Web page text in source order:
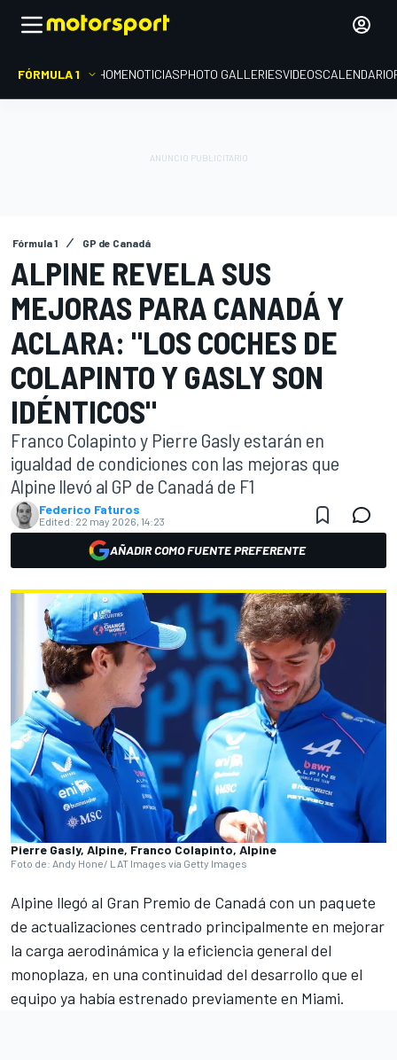
FÓRMULA 1 HOMENOTICIASPHOTO GALLERIESVIDEOSCALENDARIO
Fórmula 1 GP de Canadá
ALPINE REVELA SUS
MEJORAS PARA CANADÁ Y
ACLARA: "LOS COCHES DE
COLAPINTO Y GASLY SON
IDÉNTICOS"
Franco Colapinto y Pierre Gasly estarán en
igualdad de condiciones con las mejoras que
Alpine llevó al GP de Canadá de F1
Federico Faturos
Edited: 22 may 2026, 14:23
AÑADIR COMO FUENTE PREFERENTE
Pierre Gasly, Alpine, Franco Colapinto, Alpine
Foto de: Andy Hone/ LAT Images via Getty Images
Alpine llegó al Gran Premio de Canadá con un paquete
de actualizaciones centrado principalmente en mejorar
la carga aerodinámica y la eficiencia general del
monoplaza, en una continuidad del desarrollo que el
equipo ya había estrenado previamente en Miami.